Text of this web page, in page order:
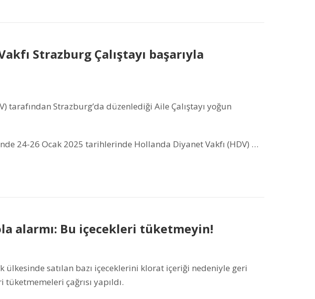
Strazburg Çalıştayı başarıyla
tarafından Strazburg’da düzenlediği Aile Çalıştayı yoğun
24-26 Ocak 2025 tarihlerinde Hollanda Diyanet Vakfı (HDV) …
alarmı: Bu içecekleri tüketmeyin!
ülkesinde satılan bazı içeceklerini klorat içeriği nedeniyle geri
çağrısı yapıldı.